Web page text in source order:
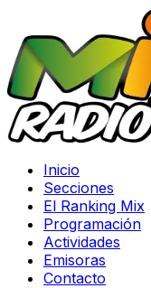
Inicio
Secciones
El Ranking Mix
Programación
Actividades
Emisoras
Contacto